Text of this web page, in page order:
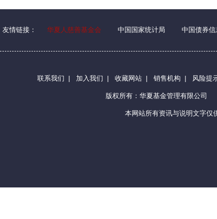
友情链接： 华夏人慈善基金会 中国国家统计局 中国债券信
联系我们 | 加入我们 | 收藏网站 | 销售机构 | 风险提
版权所有：华夏基金管理有限公司
本网站所有资讯与说明文字仅